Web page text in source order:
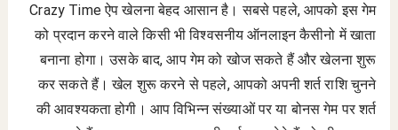
Crazy Time ऐप खेलना बेहद आसान है। सबसे पहले, आपको इस गेम
को प्रदान करने वाले किसी भी विश्वसनीय ऑनलाइन कैसीनो में खाता
बनाना होगा। उसके बाद, आप गेम को खोज सकते हैं और खेलना शुरू
कर सकते हैं। खेल शुरू करने से पहले, आपको अपनी शर्त राशि चुनने
की आवश्यकता होगी। आप विभिन्न संख्याओं पर या बोनस गेम पर शर्त